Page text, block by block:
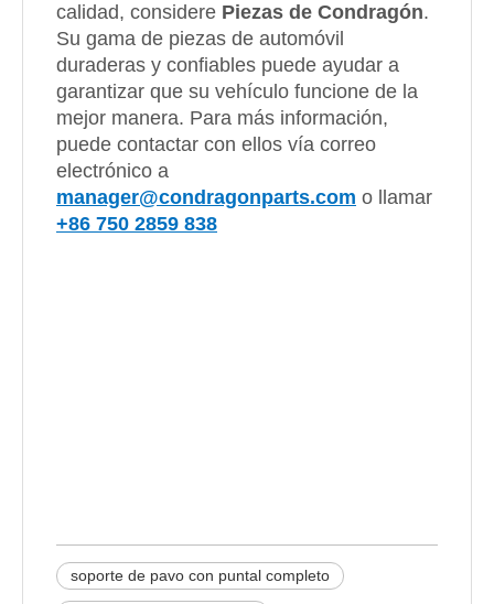
calidad, considere Piezas de Condragón.
Su gama de piezas de automóvil
duraderas y confiables puede ayudar a
garantizar que su vehículo funcione de la
mejor manera. Para más información,
puede contactar con ellos vía correo
electrónico a
manager@condragonparts.com o llamar
+86 750 2859 838
soporte de pavo con puntal completo